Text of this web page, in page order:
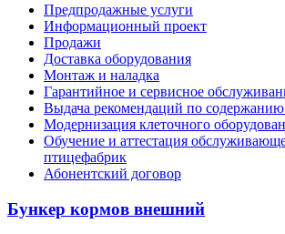
Предпродажные услуги
Информационный проект
Продажи
Доставка оборудования
Монтаж и наладка
Гарантийное и сервисное
Выдача рекомендаций по
Модернизация клеточного
Обучение и аттестация
птицефабрик
Абонентский договор
Бункер кормов внешний